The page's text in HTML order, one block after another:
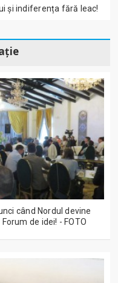
și indiferența fără leac!
când Nordul devine
de idei! - FOTO